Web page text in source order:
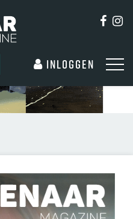
Inloggen